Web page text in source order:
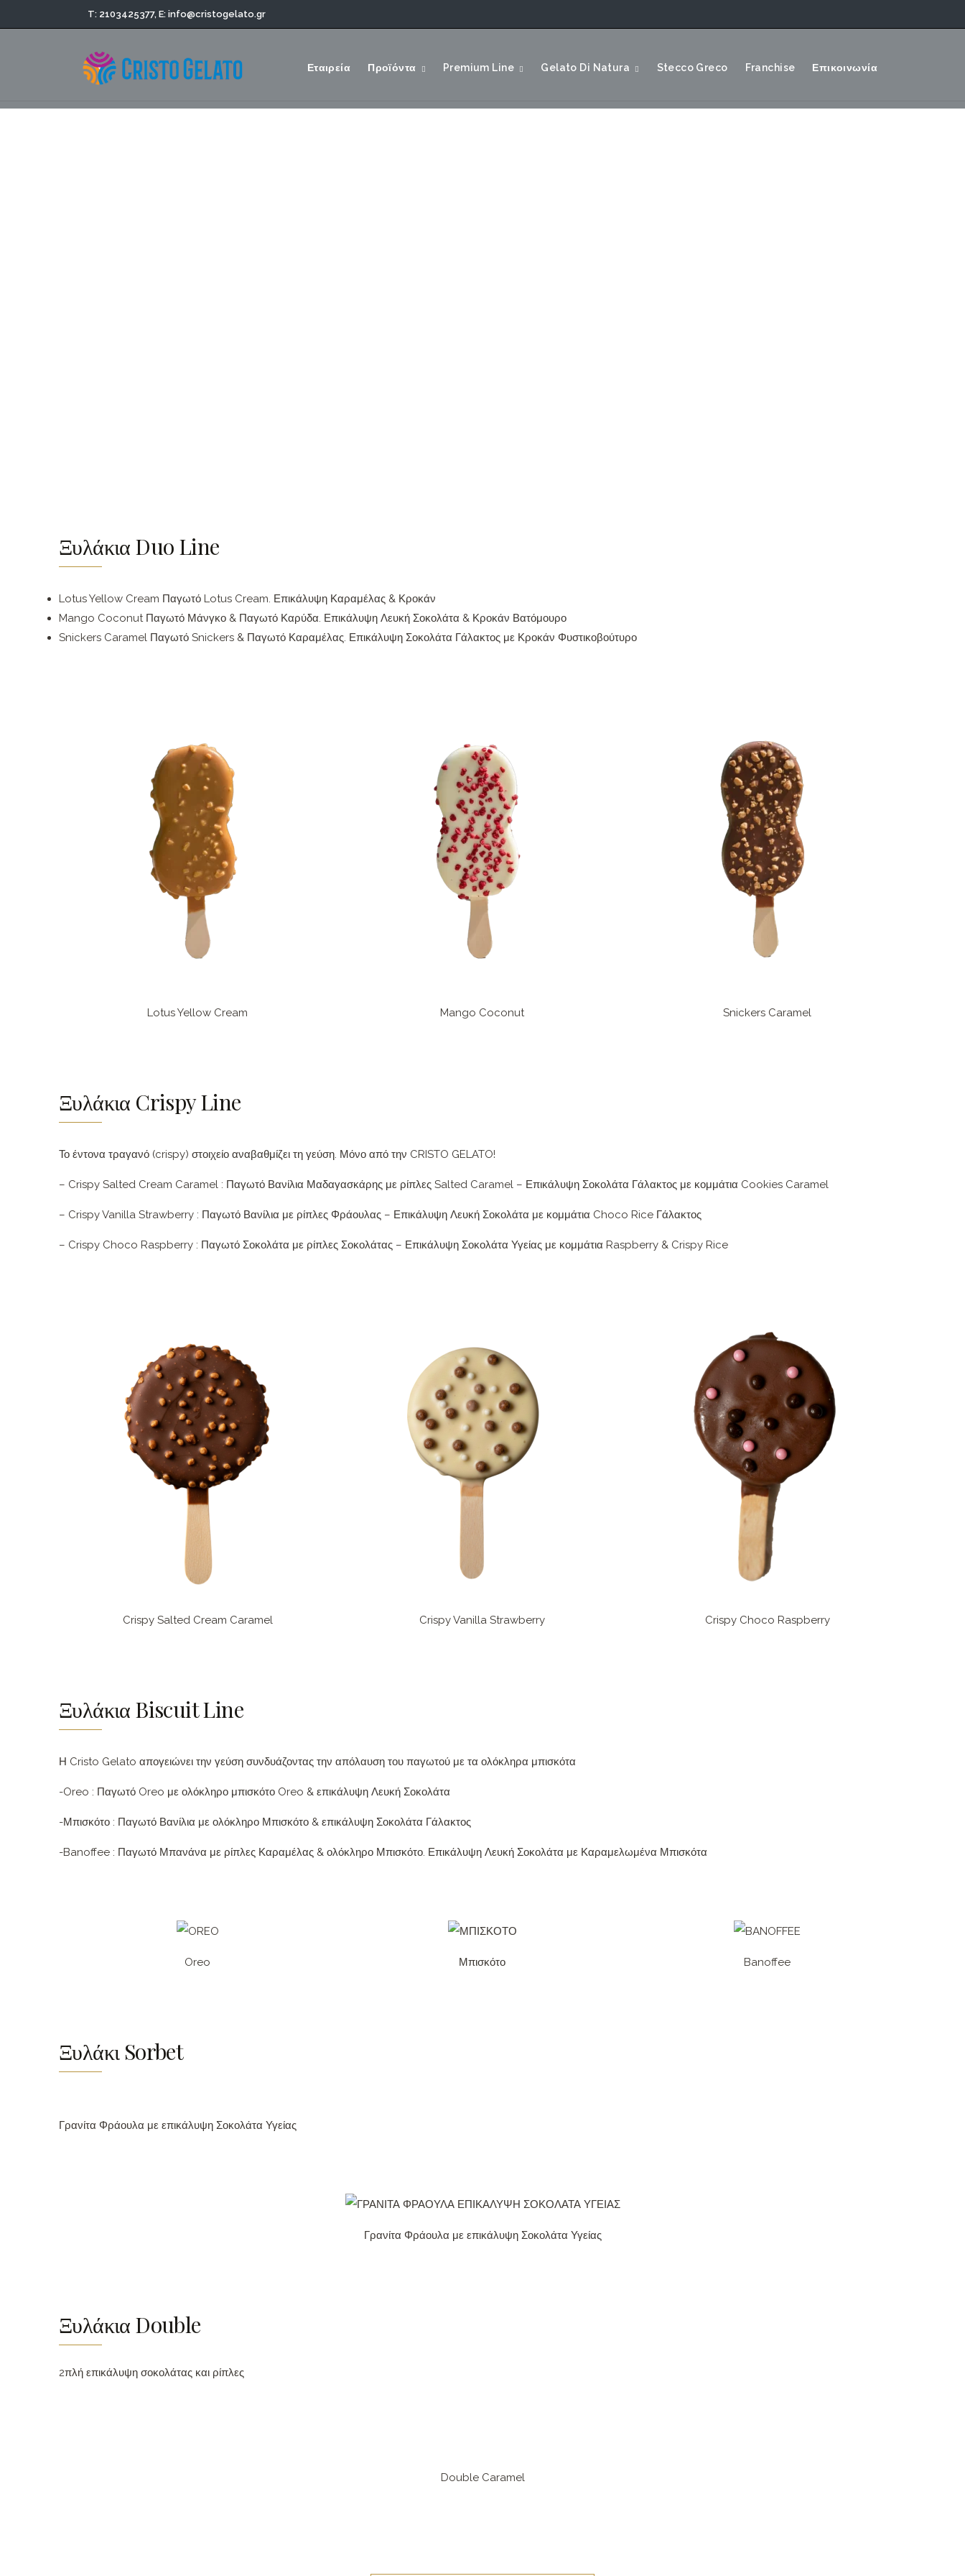
T: 2103425377, E: info@cristogelato.gr
Εταιρεία Προϊόντα Premium Line Gelato Di Natura Stecco Greco Franchise Επικοινωνία
Ξυλάκια Duo Line
Lotus Yellow Cream Παγωτό Lotus Cream. Επικάλυψη Καραμέλας & Κροκάν
Mango Coconut Παγωτό Μάνγκο & Παγωτό Καρύδα. Επικάλυψη Λευκή Σοκολάτα & Κροκάν Βατόμουρο
Snickers Caramel Παγωτό Snickers & Παγωτό Καραμέλας. Επικάλυψη Σοκολάτα Γάλακτος με Κροκάν Φυστικοβούτυρο
Lotus Yellow Cream Mango Coconut Snickers Caramel
Ξυλάκια Crispy Line
Το έντονα τραγανό (crispy) στοιχείο αναβαθμίζει τη γεύση. Μόνο από την CRISTO GELATO!
– Crispy Salted Cream Caramel : Παγωτό Βανίλια Μαδαγασκάρης με ρίπλες Salted Caramel – Επικάλυψη Σοκολάτα Γάλακτος με κομμάτια Cookies Caramel
– Crispy Vanilla Strawberry : Παγωτό Βανίλια με ρίπλες Φράουλας – Επικάλυψη Λευκή Σοκολάτα με κομμάτια Choco Rice Γάλακτος
– Crispy Choco Raspberry : Παγωτό Σοκολάτα με ρίπλες Σοκολάτας – Επικάλυψη Σοκολάτα Υγείας με κομμάτια Raspberry & Crispy Rice
Crispy Salted Cream Caramel Crispy Vanilla Strawberry Crispy Choco Raspberry
Ξυλάκια Biscuit Line
Η Cristo Gelato απογειώνει την γεύση συνδυάζοντας την απόλαυση του παγωτού με τα ολόκληρα μπισκότα
-Oreo : Παγωτό Oreo με ολόκληρο μπισκότο Oreo & επικάλυψη Λευκή Σοκολάτα
-Μπισκότο : Παγωτό Βανίλια με ολόκληρο Μπισκότο & επικάλυψη Σοκολάτα Γάλακτος
-Banoffee : Παγωτό Μπανάνα με ρίπλες Καραμέλας & ολόκληρο Μπισκότο. Επικάλυψη Λευκή Σοκολάτα με Καραμελωμένα Μπισκότα
Oreo Μπισκότο Banoffee
Ξυλάκι Sorbet
Γρανίτα Φράουλα με επικάλυψη Σοκολάτα Υγείας
Γρανίτα Φράουλα με επικάλυψη Σοκολάτα Υγείας
Ξυλάκια Double
2πλή επικάλυψη σοκολάτας και ρίπλες
Double Caramel